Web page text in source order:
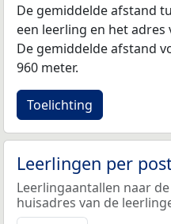
De gemiddelde afstand
een leerling en het adres
De gemiddelde afstand
960 meter.
Toelichting
Leerlingen per
Leerlingaantallen naar
huisadres van de